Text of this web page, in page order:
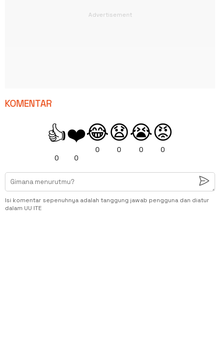
KOMENTAR
👍
0
❤️
0
😂
0
😧
0
😭
0
😡
0
Isi komentar sepenuhnya adalah tanggung jawab pengguna dan diatur
dalam UU ITE